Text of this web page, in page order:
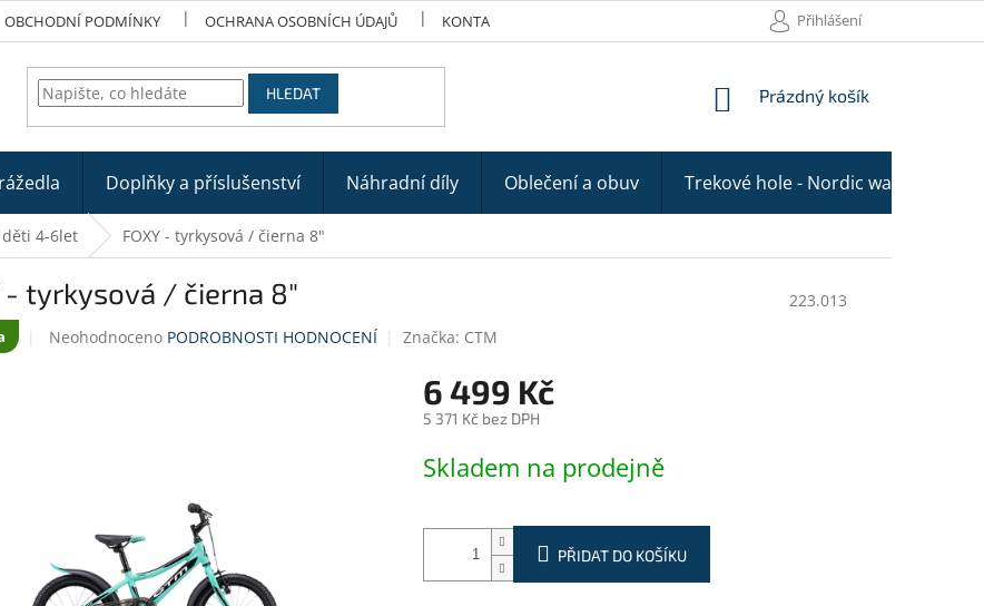
OBCHODNÍ PODMÍNKY OCHRANA OSOBNÍCH ÚDAJŮ KONTAKTY Přihlášení
HLEDAT
NÁKUPNÍ
Prázdný košík
Doplňky a příslušenství Náhradní díly Oblečení a obuv Trekové hole - Nordic walking
děti 4-6let FOXY - tyrkysová / čierna 8"
- tyrkysová / čierna 8" 223.013
Průměrné
Neohodnoceno PODROBNOSTI HODNOCENÍ Značka: CTM
6 499 Kč
5 371 Kč bez DPH
cena:
Skladem na prodejně
PŘIDAT DO KOŠÍKU